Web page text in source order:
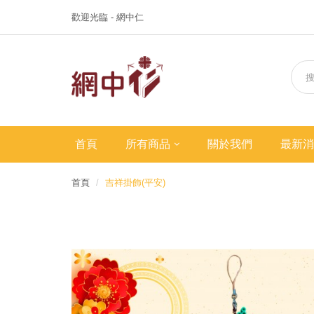
歡迎光臨 - 網中仁
首頁 所有商品 關於我們 最新
首頁 吉祥掛飾(平安)